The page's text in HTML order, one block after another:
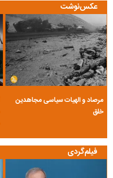
عکس‌نوشت
مرصاد و الهیات سیاسی مجاهدین
خلق
فیلم‌گردی